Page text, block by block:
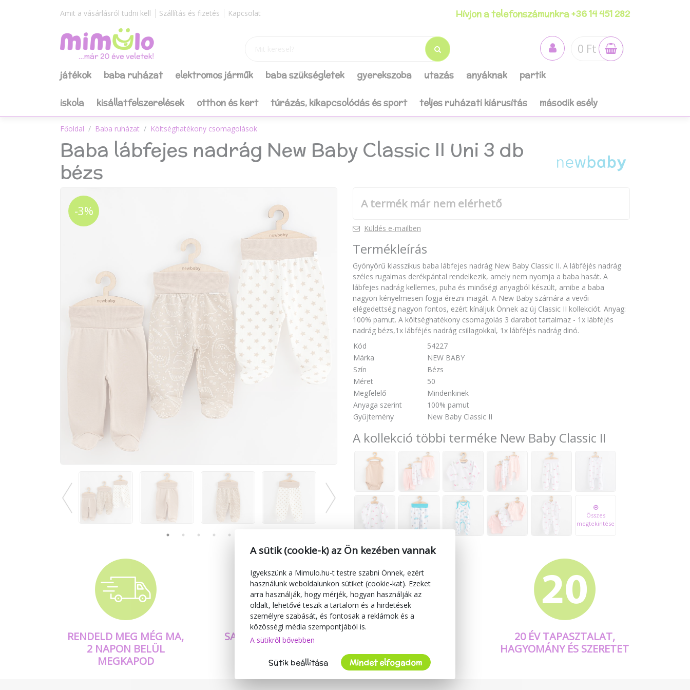
Amit a vásárlásról tudni kell Szállítás és fizetés Kapcsolat Hívjon a telefonszámunkra +36 14 451 282
0 Ft
játékok baba ruházat elektromos járműk baba szükségletek gyerekszoba utazás anyáknak partik
iskola kisállatfelszerelések otthon és kert túrázás, kikapcsolódás és sport teljes ruházati kiárusítás második esély
Főoldal Baba ruházat Költséghatékony csomagolások
Baba lábfejes nadrág New Baby Classic II Uni 3 db
bézs
-3%
A termék már nem elérhető
Küldés e-mailben
Termékleírás
Gyönyörű klasszikus baba lábfejes nadrág New Baby Classic II. A lábféjés nadrág
széles rugalmas derékpántal rendelkezik, amely nem nyomja a baba hasát. A
lábfejes nadrág kellemes, puha és minőségi anyagból készült, amibe a baba
nagyon kényelmesen fogja érezni magát. A New Baby számára a vevői
elégedettség nagyon fontos, ezért kínáljuk Önnek az új Classic II kollekciót. Anyag:
100% pamut. A költséghatékony csomagolás 3 darabot tartalmaz - 1x lábféjés
nadrág bézs,1x lábféjés nadrág csillagokkal, 1x lábféjés nadrág dinó.
Kód
54227
Márka
NEW BABY
Szín
Bézs
Méret
50
Megfelelő
Mindenkinek
Anyaga szerint
100% pamut
Gyűjtemény
New Baby Classic II
A kollekció többi terméke New Baby Classic II
Összes
megtekintése
RENDELD MEG MÉG MA,
2 NAPON BELÜL
MEGKAPOD
SAJÁT TERMÉKEKET
20 ÉV TAPASZTALAT,
HAGYOMÁNY ÉS SZERETET
A sütik (cookie-k) az Ön kezében vannak
Igyekszünk a Mimulo.hu-t testre szabni Önnek, ezért
használunk weboldalunkon sütiket (cookie-kat). Ezeket
arra használják, hogy mérjék, hogyan használják az
oldalt, lehetővé teszik a tartalom és a hirdetések
személyre szabását, és fontosak a reklámok és a
közösségi média szempontjából is.
A sütikről bővebben
Sütik beállítása Mindet elfogadom